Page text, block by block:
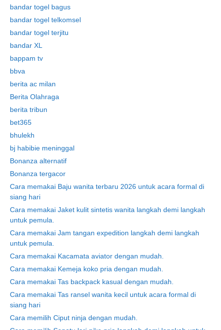
bandar togel bagus
bandar togel telkomsel
bandar togel terjitu
bandar XL
bappam tv
bbva
berita ac milan
Berita Olahraga
berita tribun
bet365
bhulekh
bj habibie meninggal
Bonanza alternatif
Bonanza tergacor
Cara memakai Baju wanita terbaru 2026 untuk acara formal di
siang hari
Cara memakai Jaket kulit sintetis wanita langkah demi langkah
untuk pemula.
Cara memakai Jam tangan expedition langkah demi langkah
untuk pemula.
Cara memakai Kacamata aviator dengan mudah.
Cara memakai Kemeja koko pria dengan mudah.
Cara memakai Tas backpack kasual dengan mudah.
Cara memakai Tas ransel wanita kecil untuk acara formal di
siang hari
Cara memilih Ciput ninja dengan mudah.